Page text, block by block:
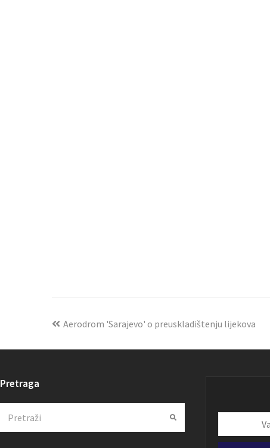
Aerodrom 'Sarajevo' o preuskladištenju lijekova
Pretraga
Submit
email